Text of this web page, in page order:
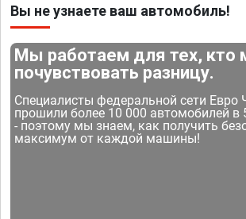
Вы не узнаете ваш автомобиль!
Мы работаем для тех, кто
почувствовать разницу.
Специалисты федеральной сети Евро
прошили более 10 000 автомобилей в
- поэтому мы знаем, как получить
максимум от каждой машины!